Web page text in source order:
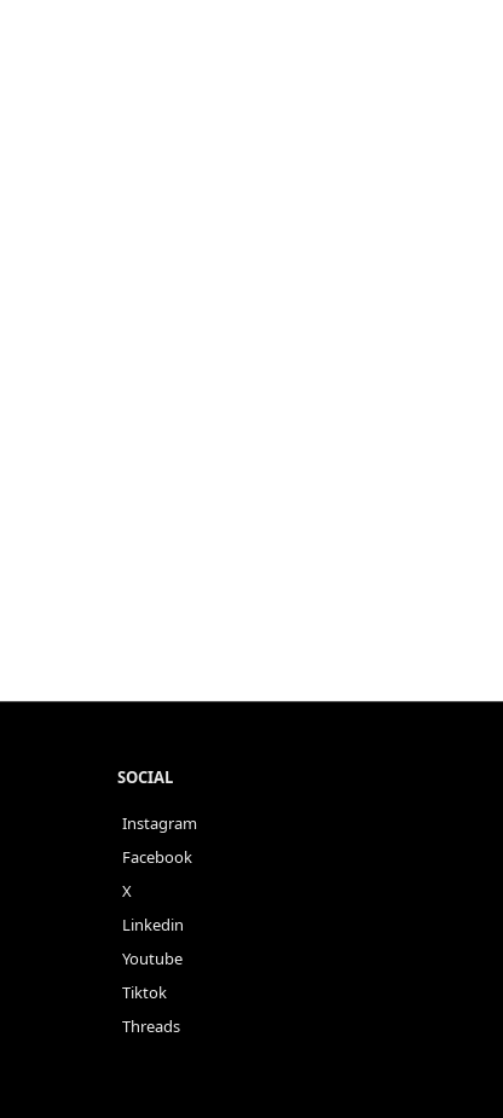
SOCIAL
Instagram
Facebook
X
Linkedin
Youtube
Tiktok
Threads